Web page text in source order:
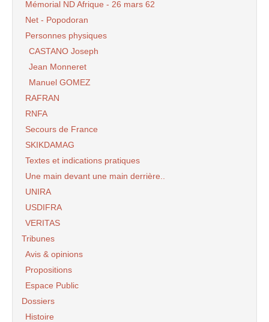
Mémorial ND Afrique - 26 mars 62
Net - Popodoran
Personnes physiques
CASTANO Joseph
Jean Monneret
Manuel GOMEZ
RAFRAN
RNFA
Secours de France
SKIKDAMAG
Textes et indications pratiques
Une main devant une main derrière..
UNIRA
USDIFRA
VERITAS
Tribunes
Avis & opinions
Propositions
Espace Public
Dossiers
Histoire